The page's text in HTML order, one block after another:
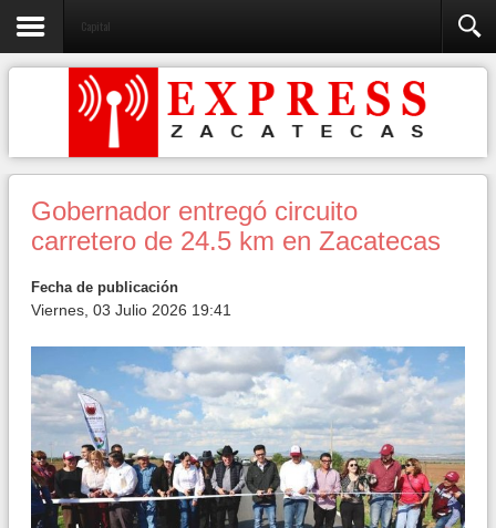
Capital
Gobernador entregó circuito
carretero de 24.5 km en Zacatecas
Fecha de publicación
Viernes, 03 Julio 2026 19:41